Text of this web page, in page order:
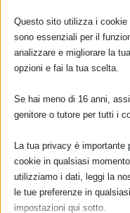
CALENDARIO
Non ci sono eventi
Questo sito utilizza i cookie
sono essenziali per il
analizzare e migliorare la
opzioni e fai la tua scelta.
Se hai meno di 16 anni,
genitore o tutore per tutti i
La tua privacy è importante
cookie in qualsiasi
utilizziamo i dati, leggi la
le tue preferenze in
impostazioni qui sotto.